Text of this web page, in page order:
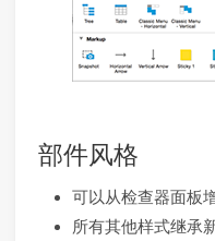
部件风格
可以从检查器面板
所有其他样式继承